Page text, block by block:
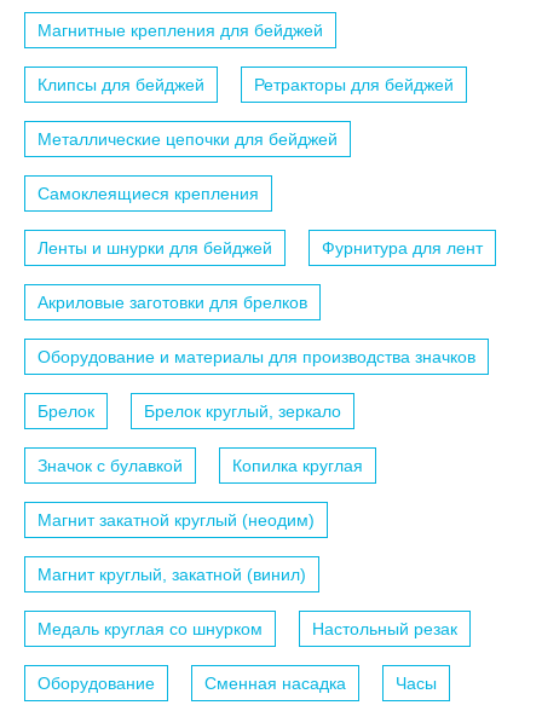
Магнитные крепления для бейджей
Клипсы для бейджей Ретракторы для бейджей
Металлические цепочки для бейджей
Самоклеящиеся крепления
Ленты и шнурки для бейджей Фурнитура для лент
Акриловые заготовки для брелков
Оборудование и материалы для производства значков
Брелок Брелок круглый, зеркало
Значок с булавкой Копилка круглая
Магнит закатной круглый (неодим)
Магнит круглый, закатной (винил)
Медаль круглая со шнурком Настольный резак
Оборудование Сменная насадка Часы